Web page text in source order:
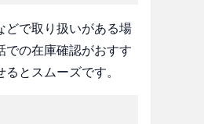
どで取り扱いがある場
での在庫確認がおすす
とスムーズです。